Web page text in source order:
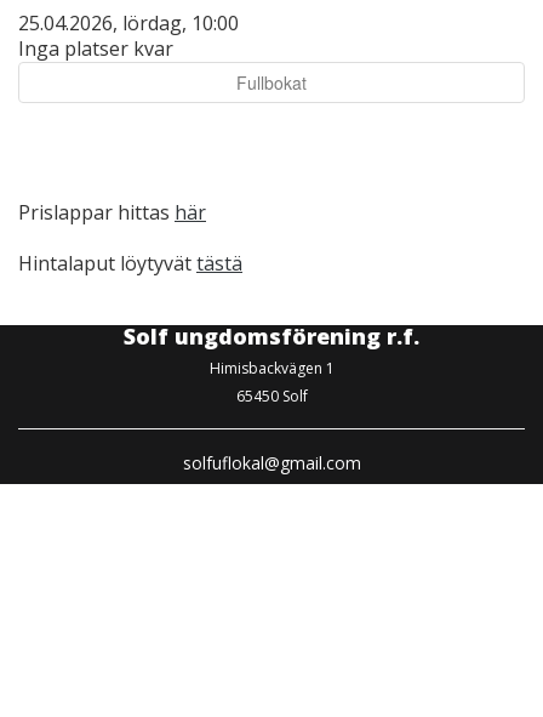
25.04.2026, lördag, 10:00
Inga platser kvar
Fullbokat
Prislappar hittas här
Hintalaput löytyvättästä
Solf ungdomsförening r.f.
Himisbackvägen 1
65450 Solf
solfuflokal@gmail.com